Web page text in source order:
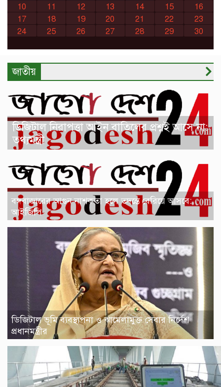
10
11 12 13 14 15
16
17
18 19 20 21 22
23
24
25 26 27 28 29 30
জাতীয়
ডিজিটাল নিরাপত্তা আইন বাতিলের প্রশ্নই আসে না:
তথ্যমন্ত্রী
বঙ্গবাজারের আগুন নাশকতা হলে তদন্তে বেরিয়ে আসবে:
আইজিপি
ডিজিটাল ভূমি ব্যবস্থাপনা ও ঝামেলামুক্ত সেবার নির্দেশ
প্রধানমন্ত্রীর